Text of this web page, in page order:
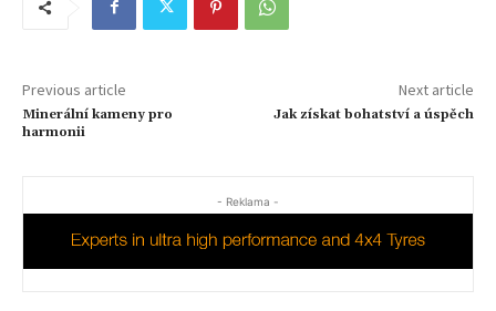
Previous article
Minerální kameny pro
harmonii
Next article
Jak získat bohatství a úspěch
- Reklama -